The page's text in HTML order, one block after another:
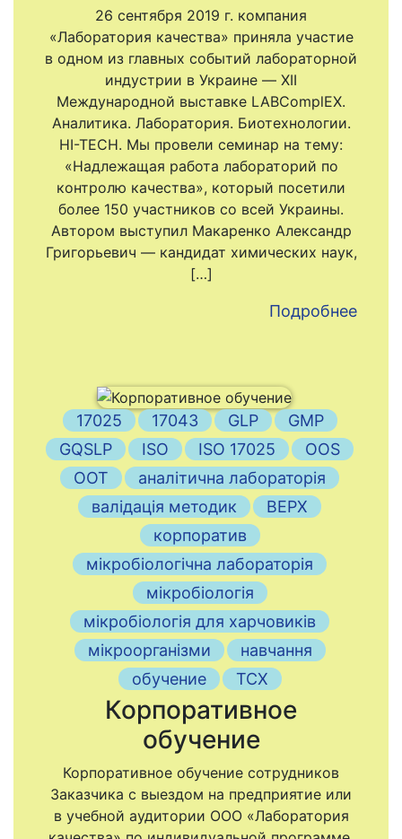
26 сентября 2019 г. компания
«Лаборатория качества» приняла участие
в одном из главных событий лабораторной
индустрии в Украине — XII
Международной выставке LABComplEX.
Аналитика. Лаборатория. Биотехнологии.
HI-TECH. Мы провели семинар на тему:
«Надлежащая работа лабораторий по
контролю качества», который посетили
более 150 участников со всей Украины.
Автором выступил Макаренко Александр
Григорьевич — кандидат химических наук,
[…]
Подробнее
17025 17043 GLP
GMP
GQSLP
ISO ISO 17025
OOS
OOT
аналітична лабораторія
валідація методик
ВЕРХ
корпоратив
мікробіологічна лабораторія
мікробіологія
мікробіологія для харчовиків
мікроорганізми
навчання
обучение
ТСХ
Корпоративное
обучение
Корпоративное обучение сотрудников
Заказчика с выездом на предприятие или
в учебной аудитории ООО «Лаборатория